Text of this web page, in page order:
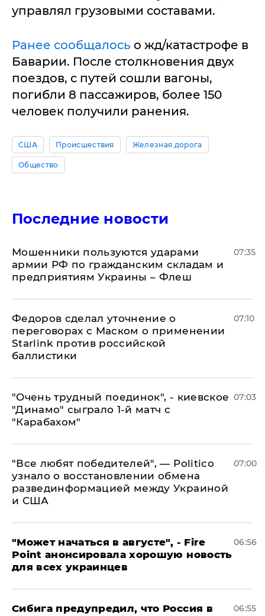
управлял грузовыми составами.
Ранее сообщалось о жд/катастрофе в
Баварии. После столкновения двух
поездов, с путей сошли вагоны,
погибли 8 пассажиров, более 150
человек получили ранения.
США Происшествия Железная дорога
Общество
Последние новости
Мошенники пользуются ударами
армии РФ по гражданским складам и
предприятиям Украины – Флеш
07:35
Федоров сделал уточнение о
переговорах с Маском о применении
Starlink против российской
баллистики
07:10
"Очень трудный поединок", - киевское
"Динамо" сыграло 1-й матч с
"Карабахом"
07:03
​"Все любят победителей", — Politico
узнало о восстановлении обмена
развединформацией между Украиной
и США
07:00
"Может начаться в августе", - Fire
Point анонсировала хорошую новость
для всех украинцев
06:56
Сибига предупредил, что Россия в
06:55